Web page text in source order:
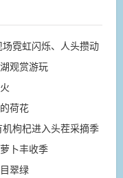
霓虹闪烁、人头攒动
观赏游玩
荷花
枸杞进入头茬采摘季
卜丰收季
翠绿